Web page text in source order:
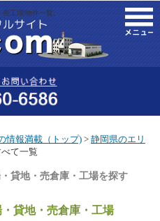
工場|物件一覧。
情報満載（トップ) > 静岡県のエリ
て一覧
貸地・売倉庫・工場を探す
貸地・売倉庫・工場